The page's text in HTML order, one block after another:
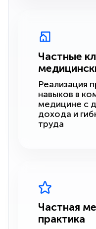
Частные
Реализация
навыков в
медицине с
дохода и
труда
Частная
практика